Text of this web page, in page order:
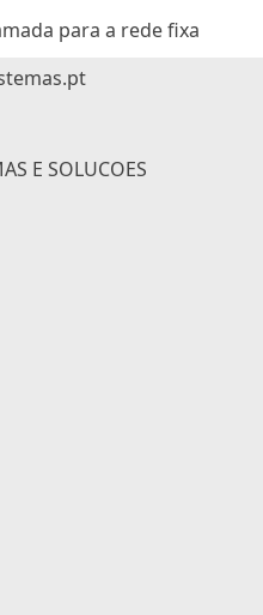
para a rede fixa